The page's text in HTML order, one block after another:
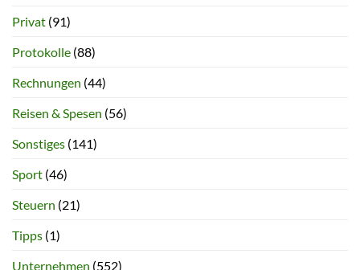
Privat (91)
Protokolle (88)
Rechnungen (44)
Reisen & Spesen (56)
Sonstiges (141)
Sport (46)
Steuern (21)
Tipps (1)
Unternehmen (552)